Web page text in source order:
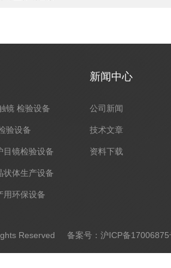
镜 检验设备
验设备
目镜检验设备
状体生产设备
用环保设备
新闻中心
公司新闻
技术文章
资料下载
Reserved 备案号：沪ICP备17006875